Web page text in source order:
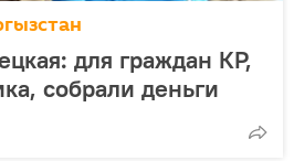
для граждан КР,
собрали деньги